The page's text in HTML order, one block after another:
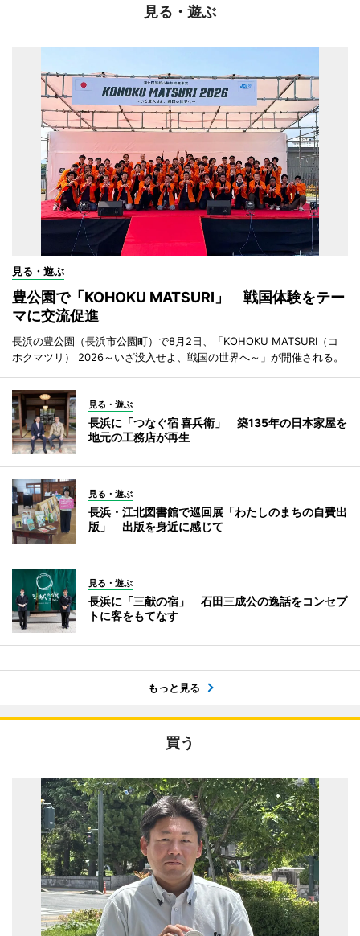
見る・遊ぶ
見る・遊ぶ
豊公園で「KOHOKU MATSURI」 戦国体験をテー
マに交流促進
長浜の豊公園（長浜市公園町）で8月2日、「KOHOKU MATSURI（コ
ホクマツリ） 2026～いざ没入せよ、戦国の世界へ～」が開催される。
見る・遊ぶ
長浜に「つなぐ宿 喜兵衛」 築135年の日本家屋を
地元の工務店が再生
見る・遊ぶ
長浜・江北図書館で巡回展「わたしのまちの自費出
版」 出版を身近に感じて
見る・遊ぶ
長浜に「三献の宿」 石田三成公の逸話をコンセプ
トに客をもてなす
もっと見る
買う